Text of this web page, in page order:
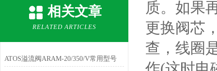
相关文章
RELATED ARTICLES
ATOS溢流阀ARAM-20/350/V常用型号
质。如果
更换阀芯
查，线圈